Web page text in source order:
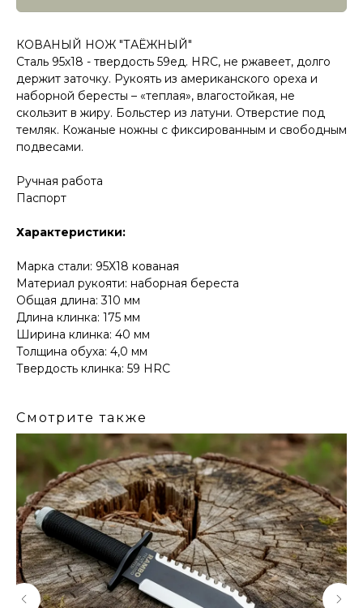
КОВАНЫЙ НОЖ "ТАЁЖНЫЙ"
Сталь 95х18 - твердость 59ед. HRC, не ржавеет, долго
держит заточку. Рукоять из американского ореха и
наборной бересты – «теплая», влагостойкая, не
скользит в жиру. Больстер из латуни. Отверстие под
темляк. Кожаные ножны с фиксированным и свободным
подвесами.
Ручная работа
Паспорт
Характеристики:
Марка стали: 95Х18 кованая
Материал рукояти: наборная береста
Общая длина: 310 мм
Длина клинка: 175 мм
Ширина клинка: 40 мм
Толщина обуха: 4,0 мм
Твердость клинка: 59 HRC
Смотрите также
КОНТАКТЫ
Консультации по телефону и онлайн.
Будем рады продемонстрировать вам
нашу продукцию. Позвоните нам или
оставьте запрос на звонок менеджера
для консультации